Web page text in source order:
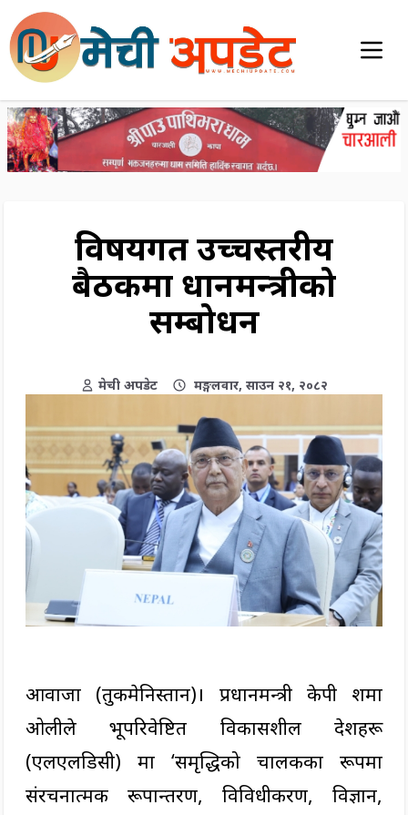
विषयगत उच्चस्तरीय
बैठकमा प्रधानमन्त्रीको
सम्बोधन
मेची अपडेट मङ्गलवार, साउन २१, २०८२
आवाजा (तुर्कमेनिस्तान)। प्रधानमन्त्री केपी शर्मा
ओलीले भूपरिवेष्टित विकासशील देशहरू
(एलएलडिसी) मा ‘समृद्धिको चालकका रूपमा
संरचनात्मक रूपान्तरण, विविधीकरण, विज्ञान,